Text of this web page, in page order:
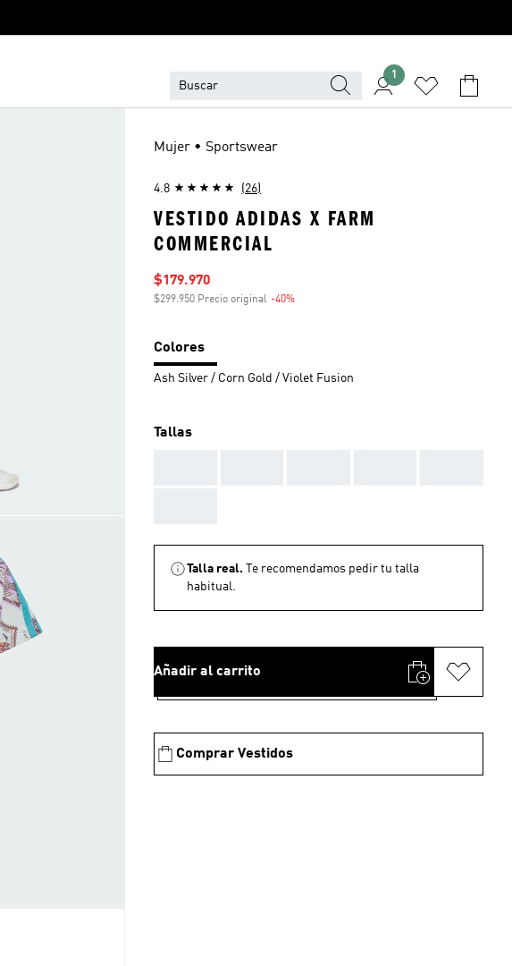
1
Mujer • Sportswear
4.8 (26)
VESTIDO ADIDAS X FARM
COMMERCIAL
Precio de venta
$179.970
$299.950 Precio original -40%
Colores
Ash Silver / Corn Gold / Violet Fusion
Tallas
Talla real.
Te recomendamos pedir tu talla
habitual.
Añadir al carrito
Comprar Vestidos